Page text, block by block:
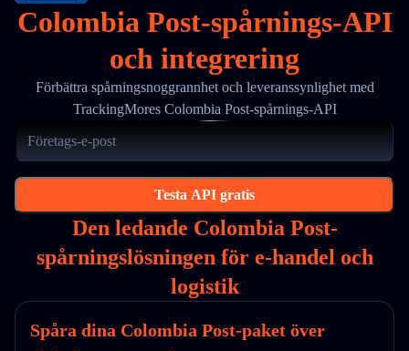
Colombia Post-spårnings-API
och integrering
Förbättra spårningsnoggrannhet och leveranssynlighet med
TrackingMores Colombia Post-spårnings-API
Testa API gratis
Den ledande Colombia Post-
spårningslösningen för e-handel och
logistik
Spåra dina Colombia Post-paket över